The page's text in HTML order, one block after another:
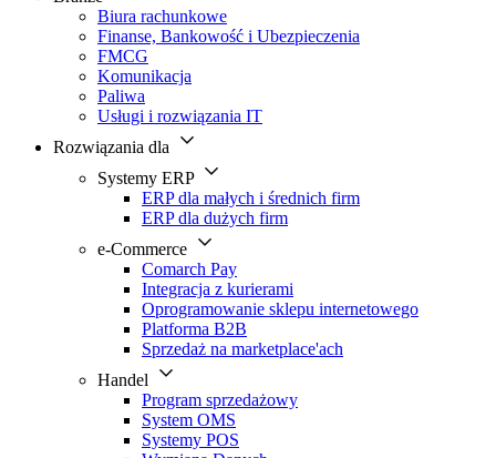
Biura rachunkowe
Finanse, Bankowość i Ubezpieczenia
FMCG
Komunikacja
Paliwa
Usługi i rozwiązania IT
Rozwiązania dla
Systemy ERP
ERP dla małych i średnich firm
ERP dla dużych firm
e-Commerce
Comarch Pay
Integracja z kurierami
Oprogramowanie sklepu internetowego
Platforma B2B
Sprzedaż na marketplace'ach
Handel
Program sprzedażowy
System OMS
Systemy POS